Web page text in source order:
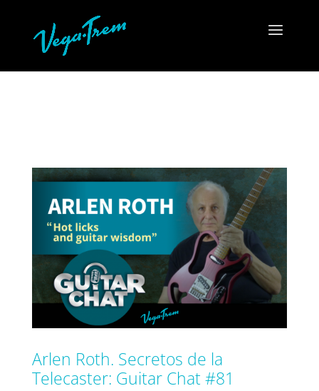
Arlen Roth. Secretos de la
Telecaster: Guitar Chat #81